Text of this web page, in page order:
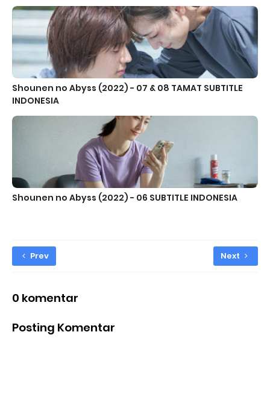
Shounen no Abyss (2022) - 07 & 08 TAMAT SUBTITLE
INDONESIA
Shounen no Abyss (2022) - 06 SUBTITLE INDONESIA
Prev Next
0 komentar
Posting Komentar